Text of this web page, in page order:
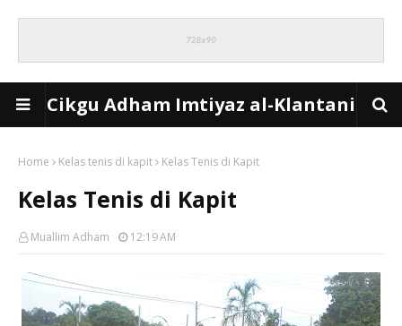
Cikgu Adham Imtiyaz al-Klantani
Home Kelas tenis di kapit Kelas Tenis di Kapit
Kelas Tenis di Kapit
Muallim Adham 12:19 AM